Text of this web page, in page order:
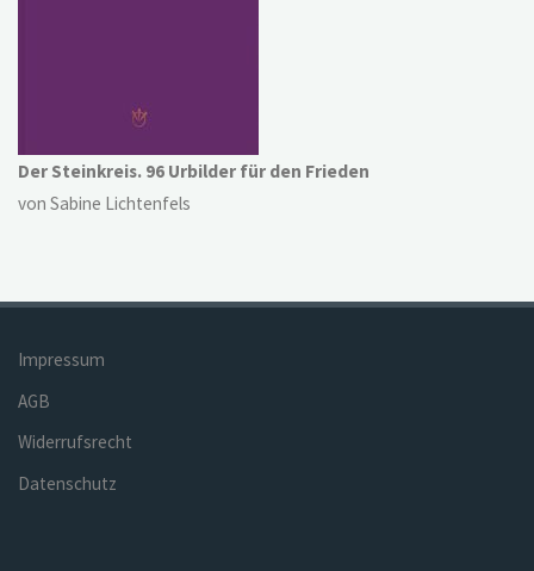
Der Steinkreis. 96 Urbilder für den Frieden
von Sabine Lichtenfels
Impressum
AGB
Widerrufsrecht
Datenschutz